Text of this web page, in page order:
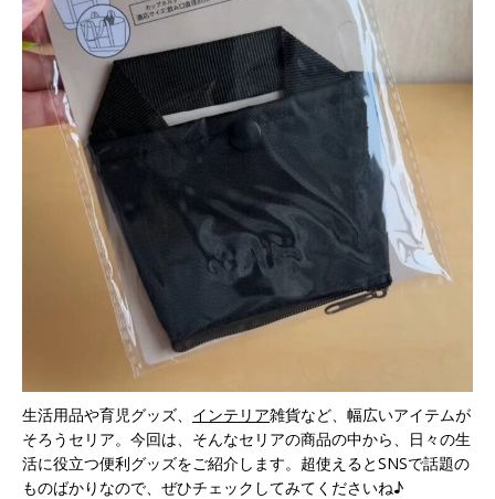
生活用品や育児グッズ、 インテリア雑貨など、幅広いアイテムが
そろうセリア。今回は、そんなセリアの商品の中から、日々の生
活に役立つ便利グッズをご紹介します。超使えるとSNSで話題の
ものばかりなので、ぜひチェックしてみてくださいね♪